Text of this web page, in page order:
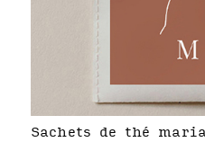
Sachets de thé